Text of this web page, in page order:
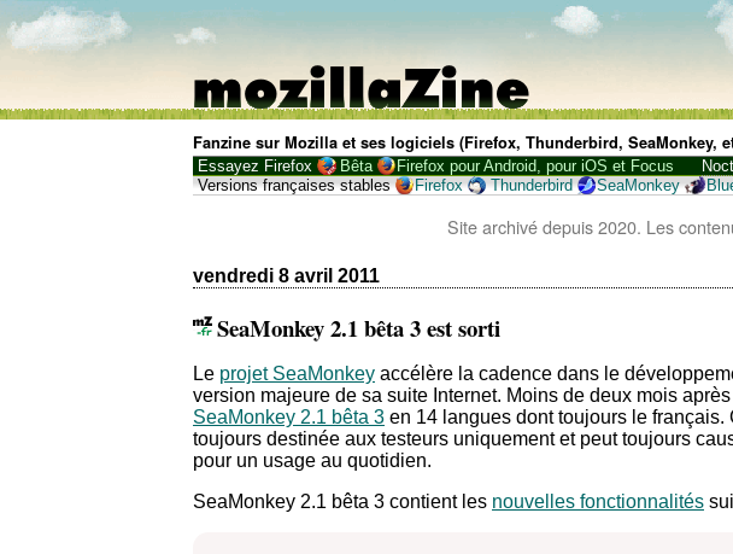
Fanzine sur Mozilla et ses logiciels (Firefox, Thunderbird, SeaMonkey,
Essayez Firefox Bêta Firefox pour Android, pour iOS et Focus
Versions françaises stables
Firefox Thunderbird SeaMonkey
Site archivé depuis 2020. Les
vendredi 8 avril 2011
SeaMonkey 2.1 bêta 3 est sorti
Le projet SeaMonkey accélère la cadence dans le
version majeure de sa suite Internet. Moins de deux mois après
SeaMonkey 2.1 bêta 3 en 14 langues dont toujours le français.
toujours destinée aux testeurs uniquement et peut toujours
pour un usage au quotidien.
SeaMonkey 2.1 bêta 3 contient les nouvelles fonctionnalités